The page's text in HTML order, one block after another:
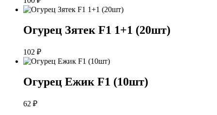
Огурец Зятек F1 1+1 (20шт)
102 ₽
Огурец Ежик F1 (10шт)
62 ₽